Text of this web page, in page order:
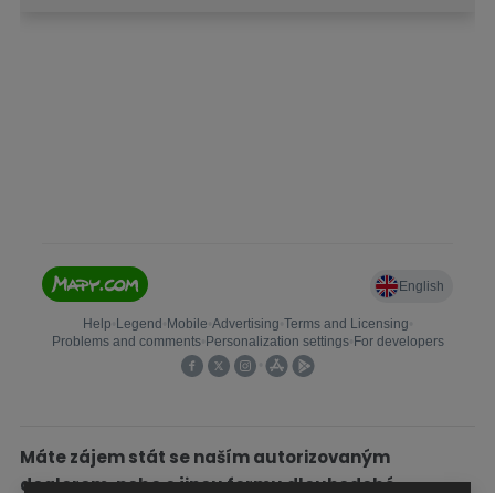
Máte zájem stát se naším autorizovaným
dealerem, nebo o jinou formu dlouhodobé